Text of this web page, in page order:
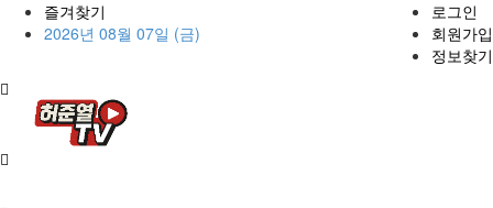
즐겨찾기
2026년 08월 07일 (금)
로그인
회원가입
정보찾기